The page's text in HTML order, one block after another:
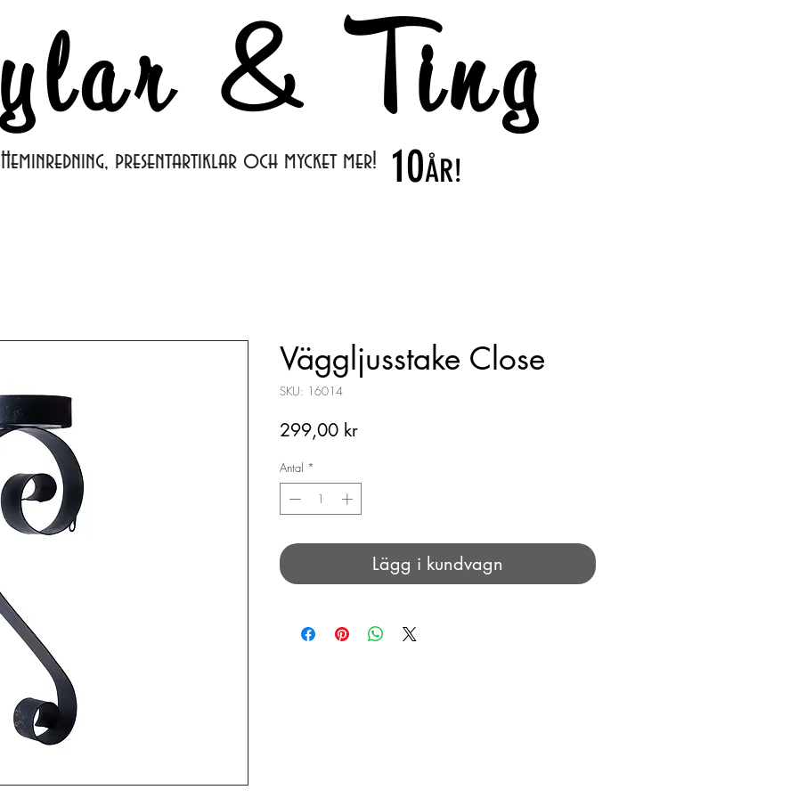
& Ting
Heminredning, presentartiklar och mycket mer! 10ÅR!
Väggljusstake Close
SKU: 16014
299,00 krPris
Antal *
Lägg i kundvagn